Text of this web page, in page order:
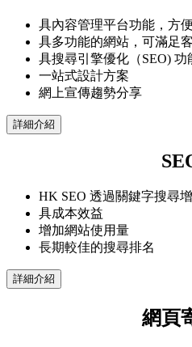
具內容管理平台功能，方
具多功能的網站，可滿足
具搜尋引擎優化（SEO) 功
一站式設計方案
網上宣傳趨勢分享
詳細介紹
HK SEO 透過關鍵字搜尋
具成本效益
增加網站使用量
長期較佳的搜尋排名
詳細介紹
網頁